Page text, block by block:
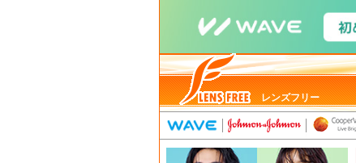
レンズフリー